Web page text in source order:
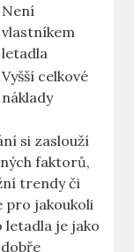
Není
vlastníkem
letadla
Vyšší​ celkové
náklady
si zaslouží
faktorů,
trendy či
pro jakoukoli
letadla je jako